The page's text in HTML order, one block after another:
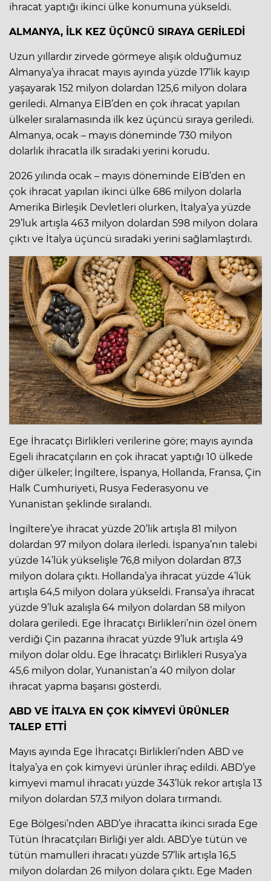
ihracat yaptığı ikinci ülke konumuna yükseldi.
ALMANYA, İLK KEZ ÜÇÜNCÜ SIRAYA GERİLEDİ
Uzun yıllardır zirvede görmeye alışık olduğumuz
Almanya’ya ihracat mayıs ayında yüzde 17’lik kayıp
yaşayarak 152 milyon dolardan 125,6 milyon dolara
geriledi. Almanya EİB’den en çok ihracat yapılan
ülkeler sıralamasında ilk kez üçüncü sıraya geriledi.
Almanya, ocak – mayıs döneminde 730 milyon
dolarlık ihracatla ilk sıradaki yerini korudu.
2026 yılında ocak – mayıs döneminde EİB’den en
çok ihracat yapılan ikinci ülke 686 milyon dolarla
Amerika Birleşik Devletleri olurken, İtalya’ya yüzde
29’luk artışla 463 milyon dolardan 598 milyon dolara
çıktı ve İtalya üçüncü sıradaki yerini sağlamlaştırdı.
Ege İhracatçı Birlikleri verilerine göre; mayıs ayında
Egeli ihracatçıların en çok ihracat yaptığı 10 ülkede
diğer ülkeler; İngiltere, İspanya, Hollanda, Fransa, Çin
Halk Cumhuriyeti, Rusya Federasyonu ve
Yunanistan şeklinde sıralandı.
İngiltere’ye ihracat yüzde 20’lik artışla 81 milyon
dolardan 97 milyon dolara ilerledi. İspanya’nın talebi
yüzde 14’lük yükselişle 76,8 milyon dolardan 87,3
milyon dolara çıktı. Hollanda’ya ihracat yüzde 4’lük
artışla 64,5 milyon dolara yükseldi. Fransa’ya ihracat
yüzde 9’luk azalışla 64 milyon dolardan 58 milyon
dolara geriledi. Ege İhracatçı Birlikleri’nin özel önem
verdiği Çin pazarına ihracat yüzde 9’luk artışla 49
milyon dolar oldu. Ege İhracatçı Birlikleri Rusya’ya
45,6 milyon dolar, Yunanistan’a 40 milyon dolar
ihracat yapma başarısı gösterdi.
ABD VE İTALYA EN ÇOK KİMYEVİ ÜRÜNLER
TALEP ETTİ
Mayıs ayında Ege İhracatçı Birlikleri’nden ABD ve
İtalya’ya en çok kimyevi ürünler ihraç edildi. ABD’ye
kimyevi mamul ihracatı yüzde 343’lük rekor artışla 13
milyon dolardan 57,3 milyon dolara tırmandı.
Ege Bölgesi’nden ABD’ye ihracatta ikinci sırada Ege
Tütün İhracatçıları Birliği yer aldı. ABD’ye tütün ve
tütün mamulleri ihracatı yüzde 57’lik artışla 16,5
milyon dolardan 26 milyon dolara çıktı. Ege Maden